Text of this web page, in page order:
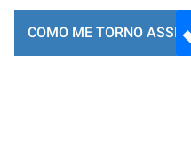
COMO ME TORNO